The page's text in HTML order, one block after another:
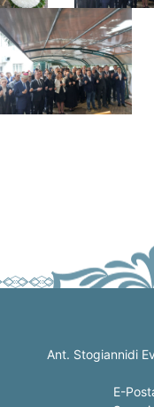
Ant. Stogiannidi
E-